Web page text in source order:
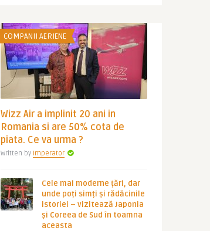
COMPANII AERIENE
Wizz Air a implinit 20 ani in
Romania si are 50% cota de
piata. Ce va urma ?
Written by Imperator
Cele mai moderne țări, dar
unde poți simți și rădăcinile
istoriei – vizitează Japonia
și Coreea de Sud în toamna
aceasta